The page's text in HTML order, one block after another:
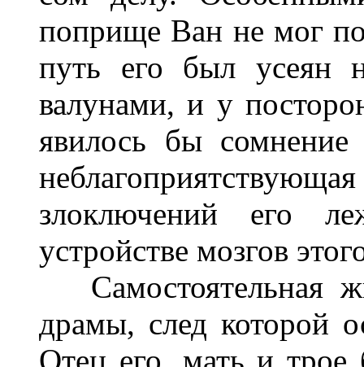
поприще Ван не мог
путь его был усеян
валунами, и у
явилось бы
злоключений его
устройстве мозгов
Самостоятельная
драмы, след которой